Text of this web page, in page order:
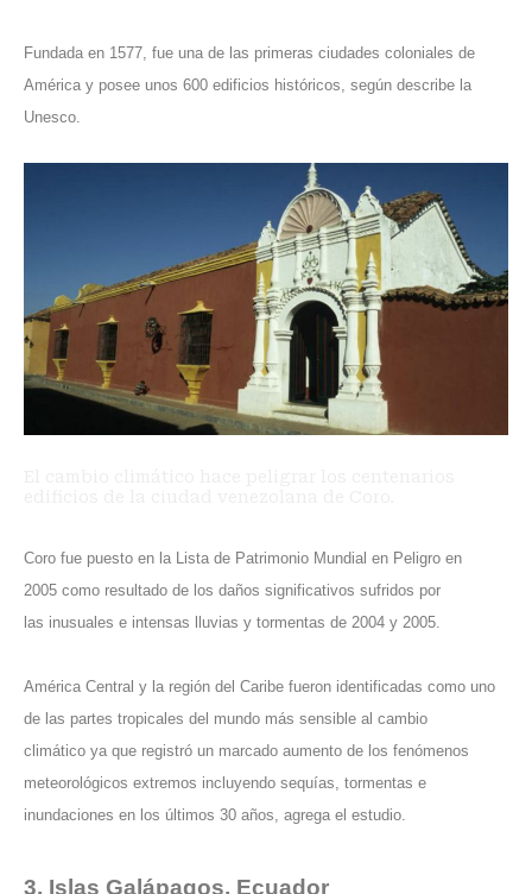
Fundada en 1577, fue una de las primeras ciudades coloniales de
América y posee unos 600 edificios históricos, según describe la
Unesco.
Coro fue puesto en la Lista de Patrimonio Mundial en Peligro en
2005 como resultado de los daños significativos sufridos por
las inusuales e intensas lluvias y tormentas de 2004 y 2005.
América Central y la región del Caribe fueron identificadas como uno
de las partes tropicales del mundo más sensible al cambio
climático ya que registró un marcado aumento de los fenómenos
meteorológicos extremos incluyendo sequías, tormentas e
inundaciones en los últimos 30 años, agrega el estudio.
3. Islas Galápagos, Ecuador